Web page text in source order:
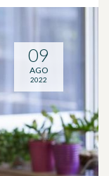
09
AGO
2022